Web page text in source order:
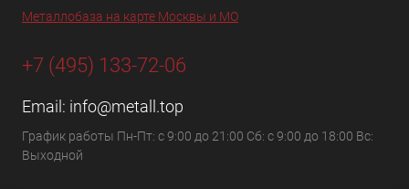
Металлобаза на карте Москвы и МО
+7 (495) 133-72-06
Email: info@metall.top
График работы Пн-Пт: с 9:00 до 21:00 Сб: с 9:00 до 18:00 Вс:
Выходной